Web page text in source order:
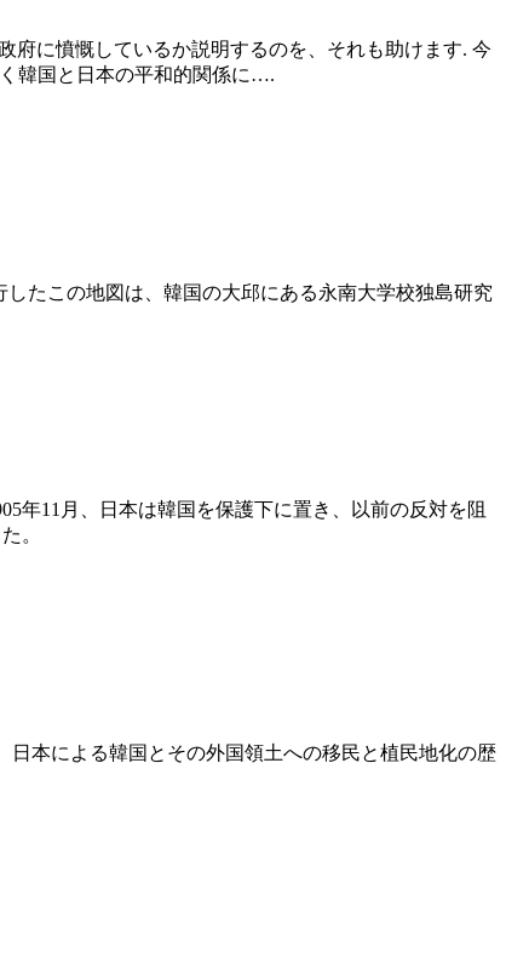
府に憤慨しているか説明するのを、それも助けます. 今
韓国と日本の平和的関係に….
たこの地図は、韓国の大邱にある永南大学校独島研究
年11月、日本は韓国を保護下に置き、以前の反対を阻
。
本による韓国とその外国領土への移民と植民地化の歴